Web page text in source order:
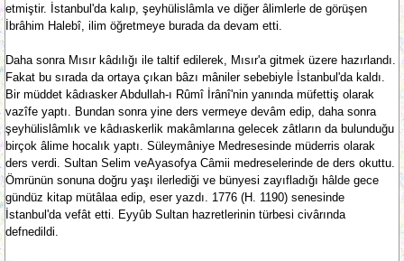
etmiştir. İstanbul'da kalıp, şeyhülislâmla ve diğer âlimlerle de görüşen
İbrâhim Halebî, ilim öğretmeye burada da devam etti.
Daha sonra Mısır kâdılığı ile taltif edilerek, Mısır'a gitmek üzere hazırlandı.
Fakat bu sırada da ortaya çıkan bâzı mâniler sebebiyle İstanbul'da kaldı.
Bir müddet kâdıasker Abdullah-ı Rûmî İrânî'nin yanında müfettiş olarak
vazîfe yaptı. Bundan sonra yine ders vermeye devâm edip, daha sonra
şeyhülislâmlık ve kâdıaskerlik makâmlarına gelecek zâtların da bulunduğu
birçok âlime hocalık yaptı. Süleymâniye Medresesinde müderris olarak
ders verdi. Sultan Selim veAyasofya Câmii medreselerinde de ders okuttu.
Ömrünün sonuna doğru yaşı ilerlediği ve bünyesi zayıfladığı hâlde gece
gündüz kitap mütâlaa edip, eser yazdı. 1776 (H. 1190) senesinde
İstanbul'da vefât etti. Eyyûb Sultan hazretlerinin türbesi civârında
defnedildi.